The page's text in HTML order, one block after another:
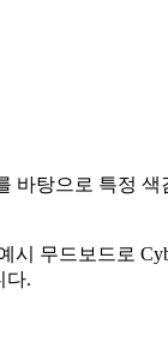
바탕으로 특정 색
무드보드로
다.